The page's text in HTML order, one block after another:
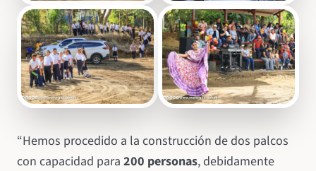
“Hemos procedido a la construcción de dos palcos
con capacidad para 200 personas, debidamente